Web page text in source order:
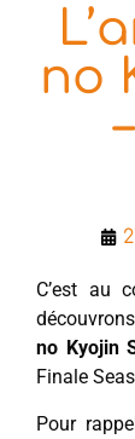
no
C’est au
découvrons
no Kyojin
Finale
Pour